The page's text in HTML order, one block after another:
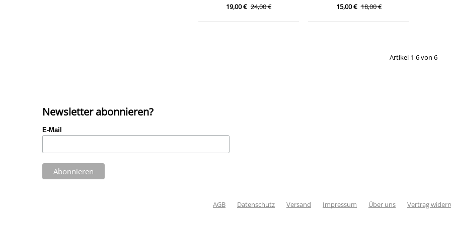
19,00 € 24,00 €
15,00 € 18,00 €
Artikel 1-6 von 6
Newsletter abonnieren?
E-Mail
AGB Datenschutz Versand Impressum Über uns Vertrag